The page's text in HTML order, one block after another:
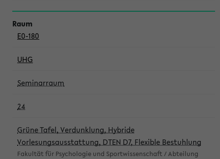
E0-180
UHG
Seminarraum
24
Grüne Tafel, Verdunklung, Hybride
Vorlesungsausstattung, DTEN D7, Flexible Bestuhlung
Fakultät für Psychologie und Sportwissenschaft / Abteilung